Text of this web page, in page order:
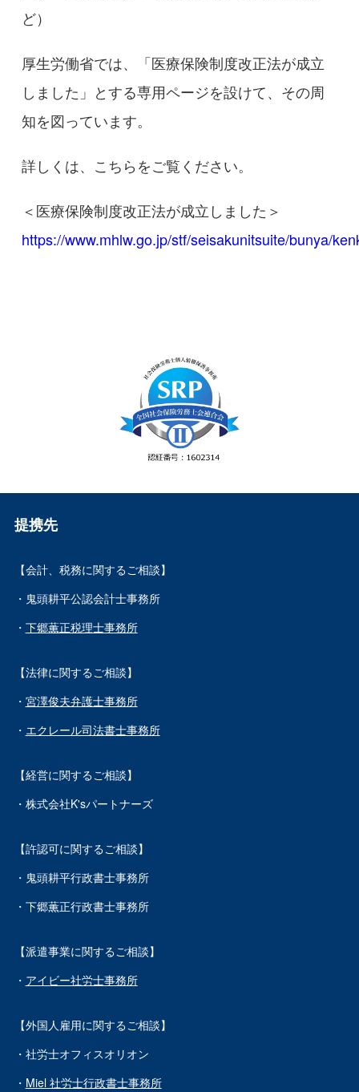
ど）
厚生労働省では、「医療保険制度改正法が成立
しました」とする専用ページを設けて、その周
知を図っています。
詳しくは、こちらをご覧ください。
＜医療保険制度改正法が成立しました＞
https://www.mhlw.go.jp/stf/seisakunitsuite/bunya/
提携先
【会計、税務に関するご相談】
・鬼頭耕平公認会計士事務所
・ 下郷薫正税理士事務所
【法律に関するご相談】
・ 宮澤俊夫弁護士事務所
・ エクレール司法書士事務所
【経営に関するご相談】
・株式会社K'sパートナーズ
【許認可に関するご相談】
・鬼頭耕平行政書士事務所
・下郷薫正行政書士事務所
【派遣事業に関するご相談】
・ アイビー社労士事務所
【外国人雇用に関するご相談】
・社労士オフィスオリオン
・ Miel 社労士行政書士事務所